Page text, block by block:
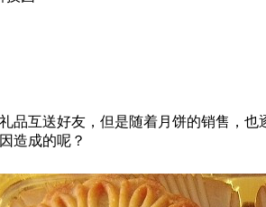
互送好友，但是随着月饼的销售，也
造成的呢？